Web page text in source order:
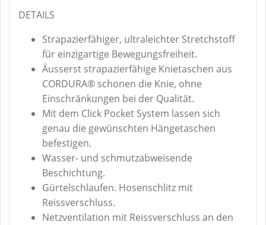
DETAILS
Strapazierfähiger, ultraleichter Stretchstoff
für einzigartige Bewegungsfreiheit.
Äusserst strapazierfähige Knietaschen aus
CORDURA® schonen die Knie, ohne
Einschränkungen bei der Qualität.
Mit dem Click Pocket System lassen sich
genau die gewünschten Hängetaschen
befestigen.
Wasser- und schmutzabweisende
Beschichtung.
Gürtelschlaufen. Hosenschlitz mit
Reissverschluss.
Netzventilation mit Reissverschluss an den